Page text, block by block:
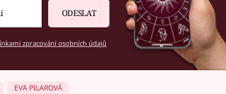
ODESLAT
zpracování osobních údajů
EVA PILAROVÁ